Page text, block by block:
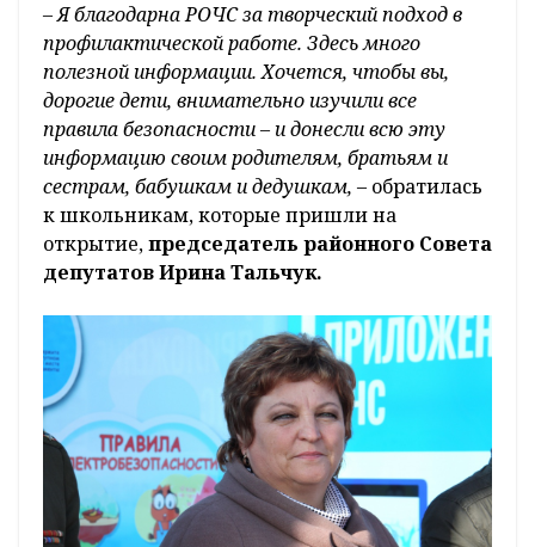
– Я благодарна РОЧС за творческий подход в
профилактической работе. Здесь много
полезной информации. Хочется, чтобы вы,
дорогие дети, внимательно изучили все
правила безопасности – и донесли всю эту
информацию своим родителям, братьям и
сестрам, бабушкам и дедушкам, – обратилась
к школьникам, которые пришли на
открытие,председатель районного Совета
депутатов Ирина Тальчук.